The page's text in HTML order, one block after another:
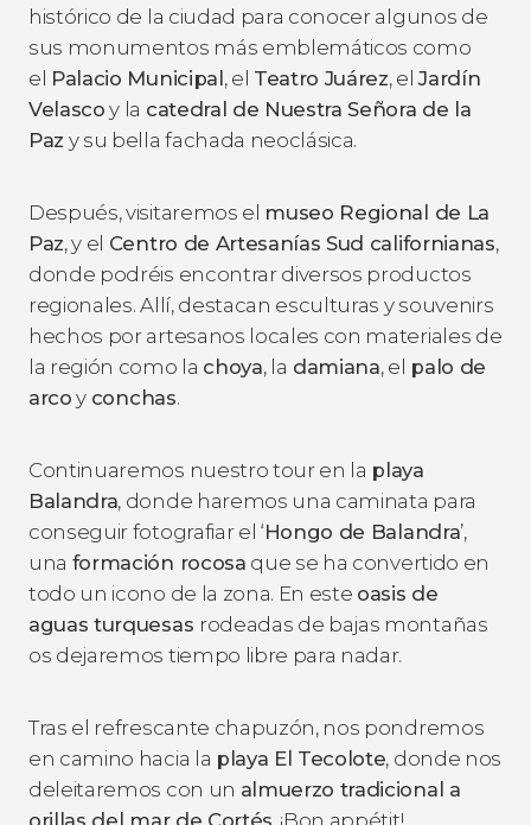
histórico de la ciudad para conocer algunos de
sus monumentos más emblemáticos como
el Palacio Municipal , el Teatro Juárez, elJardín
Velasco y la catedral de Nuestra Señora de la
Paz y su bella fachada neoclásica.
Después, visitaremos el museo Regional de La
Paz, y el Centro de Artesanías Sud californianas,
donde podréis encontrar diversos productos
regionales. Allí, destacan esculturas y souvenirs
hechos por artesanos locales con materiales de
la región como la choya, la damiana, el palo de
arco y conchas.
Continuaremos nuestro tour en la playa
Balandra, donde haremos una caminata para
conseguir fotografiar el ‘Hongo de Balandra’,
una formación rocosa que se ha convertido en
todo un icono de la zona. En este oasis de
aguas turquesas rodeadas de bajas montañas
os dejaremos tiempo libre para nadar.
Tras el refrescante chapuzón, nos pondremos
en camino hacia la playa El Tecolote, donde nos
deleitaremos con un almuerzo tradicional a